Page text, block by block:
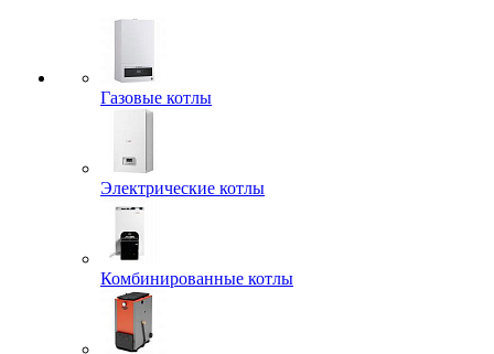
Газовые котлы
Электрические котлы
Комбинированные котлы